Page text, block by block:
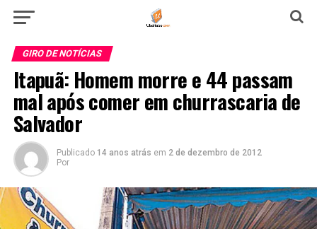
GIRO DE NOTÍCIAS
Itapuã: Homem morre e 44 passam
mal após comer em churrascaria de
Salvador
Publicado 14 anos atrás em 2 de dezembro de 2012
Por